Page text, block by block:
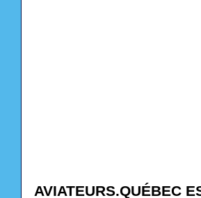
AVIATEURS.QUÉBEC